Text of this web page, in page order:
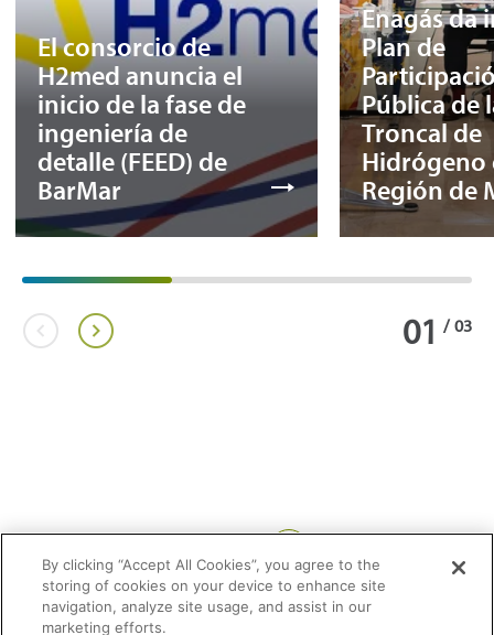
El consorcio de
H2med anuncia el
inicio de la fase de
ingeniería de
detalle (FEED) de
BarMar
Enagás da
Plan de
Pública de
Troncal de
Hidrógeno
Región de
01 / 03
By clicking “Accept All Cookies”, you agree to the
storing of cookies on your device to enhance site
navigation, analyze site usage, and assist in our
marketing efforts.